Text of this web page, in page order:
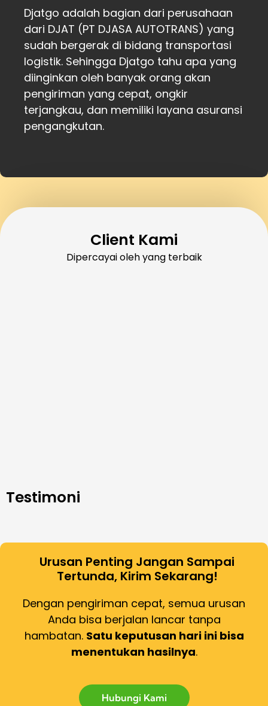
Djatgo adalah bagian dari perusahaan
dari DJAT (PT DJASA AUTOTRANS) yang
sudah bergerak di bidang transportasi
logistik. Sehingga Djatgo tahu apa yang
diinginkan oleh banyak orang akan
pengiriman yang cepat, ongkir
terjangkau, dan memiliki layana asuransi
pengangkutan.
Client Kami
Dipercayai oleh yang terbaik
Testimoni
Urusan Penting Jangan Sampai
Tertunda, Kirim Sekarang!
Dengan pengiriman cepat, semua urusan
Anda bisa berjalan lancar tanpa
hambatan. Satu keputusan hari ini bisa
menentukan hasilnya.
Hubungi Kami